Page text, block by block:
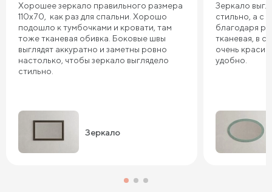
Хорошее зеркало правильного размера
110х70, как раз для спальни. Хорошо
подошло к тумбочками и кровати, там
тоже тканевая обивка. Боковые швы
выглядят аккуратно и заметны ровно
настолько, чтобы зеркало выглядело
стильно.
Зеркало
Зеркало
стильно, а с
благодаря
тканевая, в
очень
удобно.